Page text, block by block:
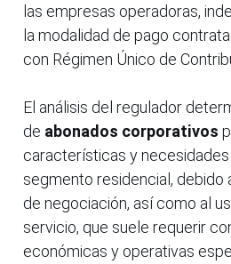
las empresas operadoras,
la modalidad de pago
con Régimen Único de
El análisis del regulador
de abonados corporativos
características y necesidades
segmento residencial, debido
de negociación, así como al
servicio, que suele requerir
económicas y operativas